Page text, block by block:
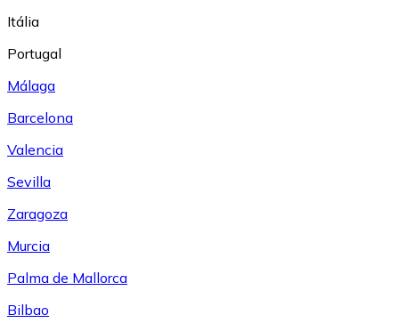
Itália
Portugal
Málaga
Barcelona
Valencia
Sevilla
Zaragoza
Murcia
Palma de Mallorca
Bilbao